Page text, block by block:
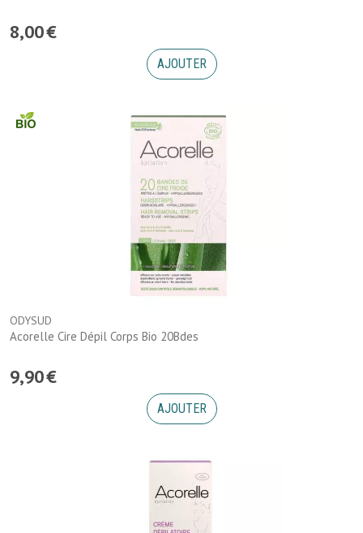
8,00€
AJOUTER
ODYSUD
Acorelle Cire Dépil Corps Bio 20Bdes
9,90€
AJOUTER